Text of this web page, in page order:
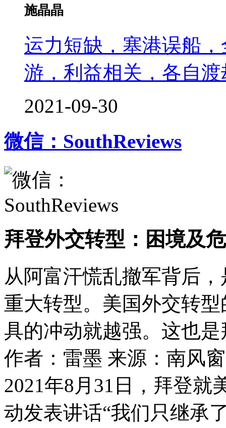
施晶晶
运力短缺，塞港误船
游，利益相关，各自渡
2021-09-30
微信：SouthReviews
拜登外交转型：困境及
从阿富汗慌乱撤军背后
重大转型。美国外交转
具的冲动就越强。这也
作者：雷墨 来源：南风窗
2021年8月31日，拜登就
动发表讲话“我们只继承